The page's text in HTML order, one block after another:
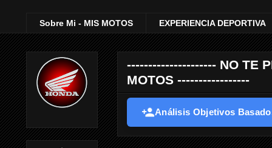
Sobre Mi - MIS MOTOS EXPERIENCIA DEPORTIVA
--------------------- NO TE
MOTOS -----------------
Análisis Objetivos